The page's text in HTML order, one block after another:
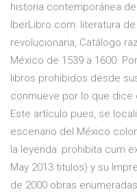
historia contemporánea
IberLibro.com: literatura
revolucionaria, Catálogo
México de 1539 a 1600.
libros prohibidos desde
conmueve por lo que
Este artículo pues, se
escenario del México
la leyenda: prohibita cum
May 2013 titulos) y su
de 2000 obras